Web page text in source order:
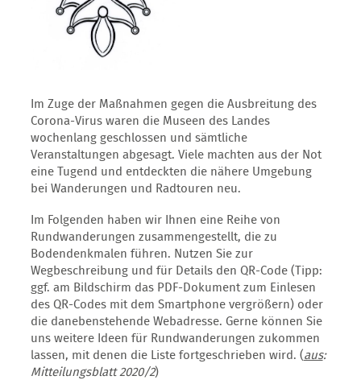
Im Zuge der Maßnahmen gegen die Ausbreitung des
Corona-Virus waren die Museen des Landes
wochenlang geschlossen und sämtliche
Veranstaltungen abgesagt. Viele machten aus der Not
eine Tugend und entdeckten die nähere Umgebung
bei Wanderungen und Radtouren neu.
Im Folgenden haben wir Ihnen eine Reihe von
Rundwanderungen zusammengestellt, die zu
Bodendenkmalen führen. Nutzen Sie zur
Wegbeschreibung und für Details den QR-Code (Tipp:
ggf. am Bildschirm das PDF-Dokument zum Einlesen
des QR-Codes mit dem Smartphone vergrößern) oder
die danebenstehende Webadresse. Gerne können Sie
uns weitere Ideen für Rundwanderungen zukommen
lassen, mit denen die Liste fortgeschrieben wird. (aus:
Mitteilungsblatt 2020/2)